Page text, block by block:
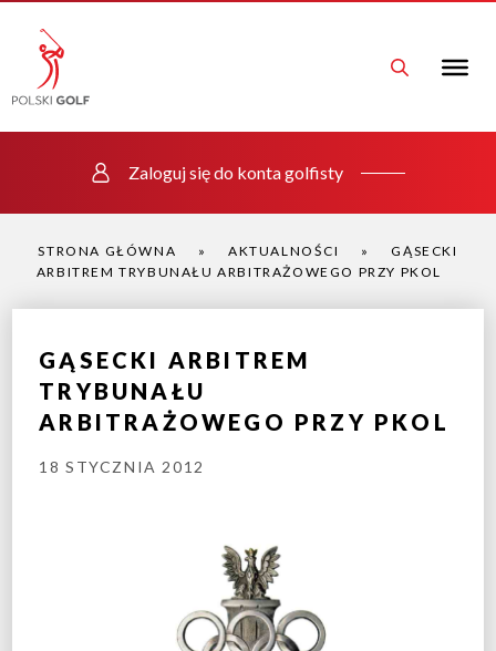
Zaloguj się do konta golfisty
STRONA GŁÓWNA » AKTUALNOŚCI »
GĄSECKI
ARBITREM TRYBUNAŁU ARBITRAŻOWEGO PRZY PKOL
GĄSECKI ARBITREM
TRYBUNAŁU
ARBITRAŻOWEGO PRZY PKOL
18 STYCZNIA 2012